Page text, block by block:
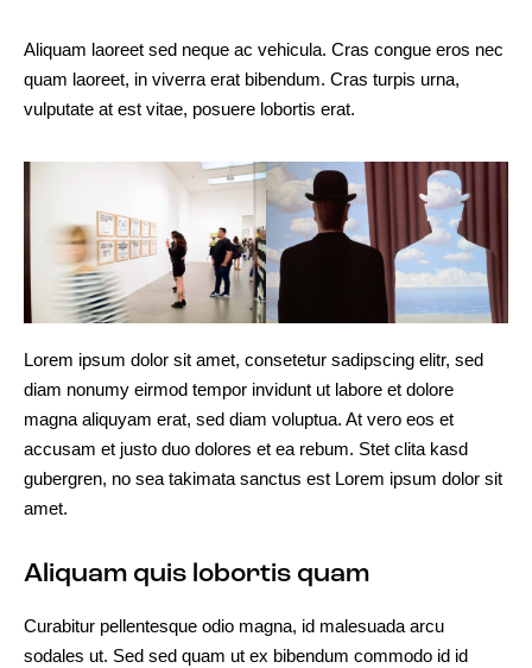
Aliquam laoreet sed neque ac vehicula. Cras congue eros nec
quam laoreet, in viverra erat bibendum. Cras turpis urna,
vulputate at est vitae, posuere lobortis erat.
Lorem ipsum dolor sit amet, consetetur sadipscing elitr, sed
diam nonumy eirmod tempor invidunt ut labore et dolore
magna aliquyam erat, sed diam voluptua. At vero eos et
accusam et justo duo dolores et ea rebum. Stet clita kasd
gubergren, no sea takimata sanctus est Lorem ipsum dolor sit
amet.
Aliquam quis lobortis quam
Curabitur pellentesque odio magna, id malesuada arcu
sodales ut. Sed sed quam ut ex bibendum commodo id id